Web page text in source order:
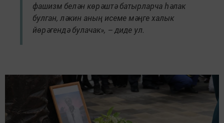
фашизм белән көрәштә батырларча һәлак
булган, ләкин аның исеме мәңге халык
йөрәгендә булачак», – диде ул.